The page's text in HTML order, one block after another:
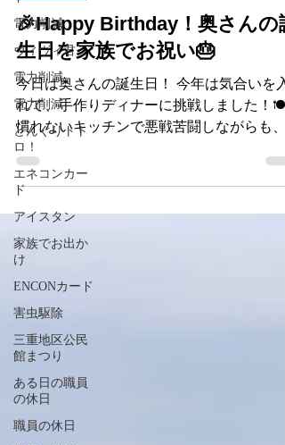
電力削減
ヴィヴィ君
電力削減
電力削減
どんぐりトト
ロ！
エネコンカー
ド
アイスタン
家族でお出か
け
ENCONカード
害虫駆除
三重地区公民
館まつり
ある日の職員
の休日
職員の休日
お知らせ
🎉Happy Birthday！奥さんの
生日を家族でお祝い🎂
今日は奥さんの誕生日！ 今年は気合いを入
れて、手作りディナーに挑戦しました！🍽️
慣れないキッチンで悪戦苦闘しながらも、
族みんなで協力して無事に完成！ 「美味し
い！」の一言をもらえてホッと一安心。家
時間を過ごすことができました。 料理の出
だまだ修行が必要ですが、来年はさらにレ
ルアップした手料理でお祝いしたいと思い
す！ 改めて、お誕生日おめでとう！これか
らも家族みんなで笑顔あふれる一年になり
すように😊